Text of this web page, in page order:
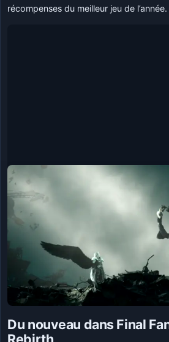
récompenses du meilleur jeu de l’année.
Du nouveau dans Final
Rebirth